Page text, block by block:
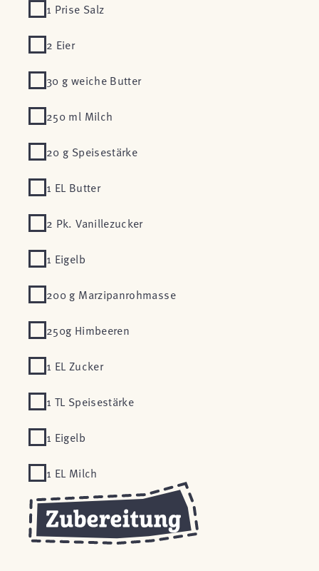
1 Prise Salz
2 Eier
30 g weiche Butter
250 ml Milch
20 g Speisestärke
1 EL Butter
2 Pk. Vanillezucker
1 Eigelb
200 g Marzipanrohmasse
250g Himbeeren
1 EL Zucker
1 TL Speisestärke
1 Eigelb
1 EL Milch